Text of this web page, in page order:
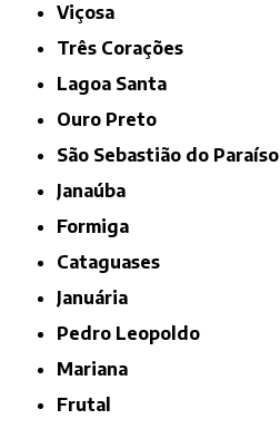
Viçosa
Três Corações
Lagoa Santa
Ouro Preto
São Sebastião do Paraíso
Janaúba
Formiga
Cataguases
Januária
Pedro Leopoldo
Mariana
Frutal